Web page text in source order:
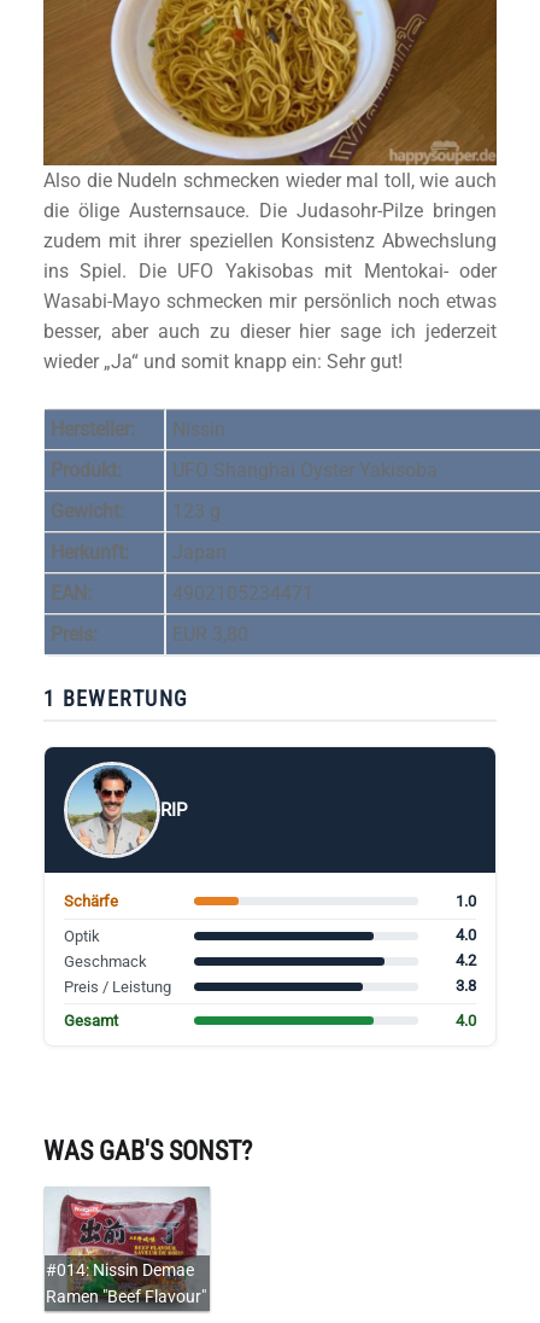
Also die Nudeln schmecken wieder mal toll, wie auch
die ölige Austernsauce. Die Judasohr-Pilze bringen
zudem mit ihrer speziellen Konsistenz Abwechslung
ins Spiel. Die UFO Yakisobas mit Mentokai- oder
Wasabi-Mayo schmecken mir persönlich noch etwas
besser, aber auch zu dieser hier sage ich jederzeit
wieder „Ja“ und somit knapp ein: Sehr gut!
Hersteller:
Nissin
Produkt:
UFO Shanghai Oyster Yakisoba
Gewicht:
123 g
Herkunft:
Japan
EAN:
4902105234471
Preis:
EUR 3,80
1 BEWERTUNG
RIP
Schärfe
1.0
Optik
4.0
Geschmack
4.2
Preis / Leistung
3.8
Gesamt
4.0
WAS GAB'S SONST?
#014: Nissin Demae
Ramen "Beef Flavour"